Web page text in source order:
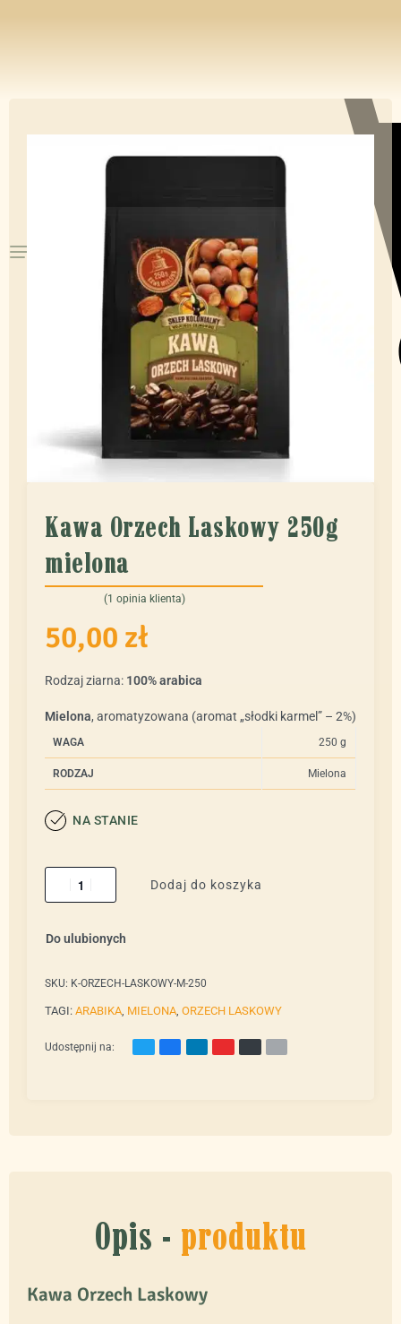
Kawa Orzech Laskowy 250g
mielona
(1 opinia klienta)
50,00 zł
Rodzaj ziarna: 100% arabica
Mielona, aromatyzowana (aromat „słodki karmel” – 2%)
WAGA 250 g
RODZAJ Mielona
NA STANIE
Dodaj do koszyka
Do ulubionych
SKU: K-ORZECH-LASKOWY-M-250
TAGI: ARABIKA, MIELONA, ORZECH LASKOWY
Udostępnij na:
Opis - produktu
Kawa Orzech Laskowy